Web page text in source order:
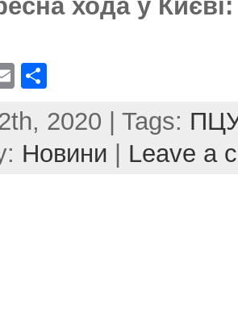
хода у
E
ai ar
e
2020 | Tags: ПЦУ
Новини Leave a